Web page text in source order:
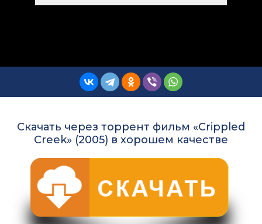
Скачать через торрент фильм «Crippled
Creek» (2005) в хорошем качестве